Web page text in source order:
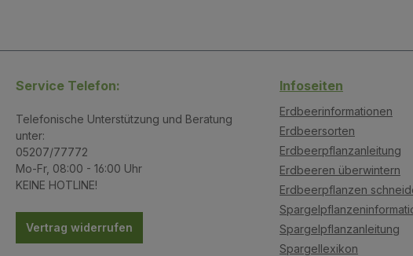
Service Telefon:
Telefonische Unterstützung und Beratung
unter:
05207/77772
Mo-Fr, 08:00 - 16:00 Uhr
KEINE HOTLINE!
Vertrag widerrufen
Infoseiten
Erdbeerinformationen
Erdbeersorten
Erdbeerpflanzanleitung
Erdbeeren überwintern
Erdbeerpflanzen
Spargelpflanzanleitung
Spargellexikon